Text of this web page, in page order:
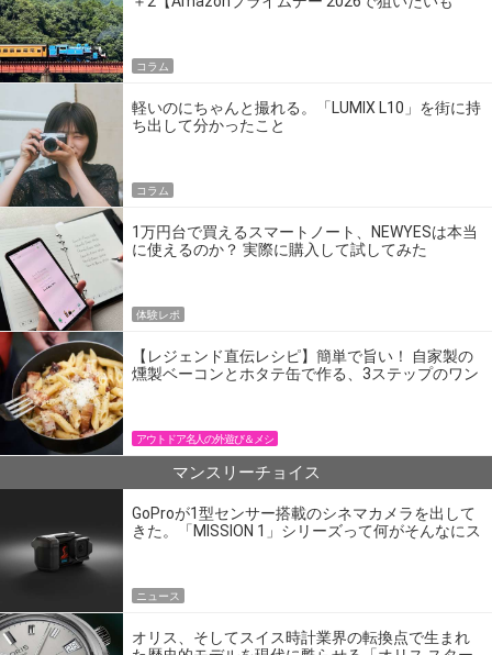
コラム
軽いのにちゃんと撮れる。「LUMIX L10」を街に持
ち出して分かったこと
コラム
1万円台で買えるスマートノート、NEWYESは本当
に使えるのか？ 実際に購入して試してみた
体験レポ
【レジェンド直伝レシピ】簡単で旨い！ 自家製の
燻製ベーコンとホタテ缶で作る、3ステップのワン
アウトドア名人の外遊び＆メシ
マンスリーチョイス
GoProが1型センサー搭載のシネマカメラを出して
きた。「MISSION 1」シリーズって何がそんなにス
ニュース
オリス、そしてスイス時計業界の転換点で生まれ